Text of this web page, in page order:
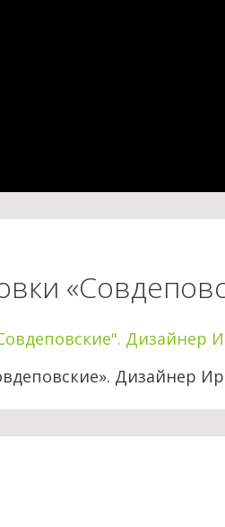
Дизайнер